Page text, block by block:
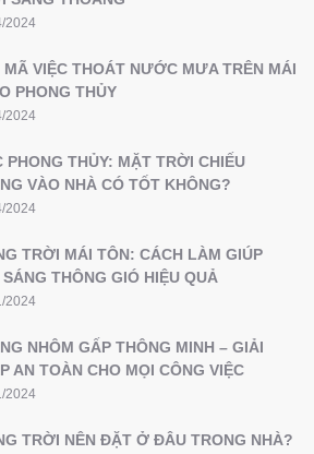
2024
MÃ VIỆC THOÁT NƯỚC MƯA TRÊN MÁI
PHONG THỦY
2024
PHONG THỦY: MẶT TRỜI CHIẾU
VÀO NHÀ CÓ TỐT KHÔNG?
2024
TRỜI MÁI TÔN: CÁCH LÀM GIÚP
THÔNG GIÓ HIỆU QUẢ
2024
NHÔM GẤP THÔNG MINH – GIẢI
AN TOÀN CHO MỌI CÔNG VIỆC
2024
TRỜI NÊN ĐẶT Ở ĐÂU TRONG NHÀ?